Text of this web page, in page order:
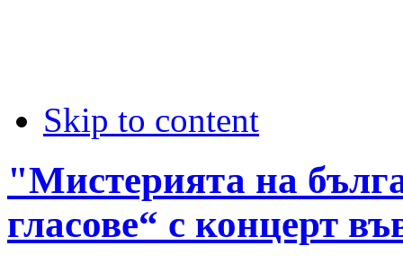
Skip to content
"Мистерията на
гласове“ с концерт